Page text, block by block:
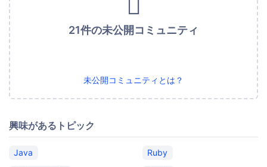
21件の未公開コミュニティ
未公開コミュニティとは？
興味があるトピック
Java
Ruby